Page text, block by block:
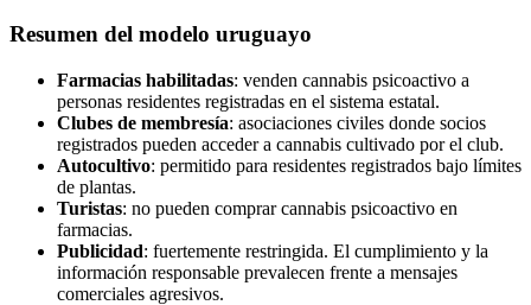
Resumen del modelo uruguayo
Farmacias habilitadas: venden cannabis psicoactivo a
personas residentes registradas en el sistema estatal.
Clubes de membresía: asociaciones civiles donde socios
registrados pueden acceder a cannabis cultivado por el club.
Autocultivo: permitido para residentes registrados bajo límites
de plantas.
Turistas: no pueden comprar cannabis psicoactivo en
farmacias.
Publicidad: fuertemente restringida. El cumplimiento y la
información responsable prevalecen frente a mensajes
comerciales agresivos.